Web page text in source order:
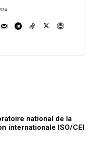
national de la
internationale ISO/CEI